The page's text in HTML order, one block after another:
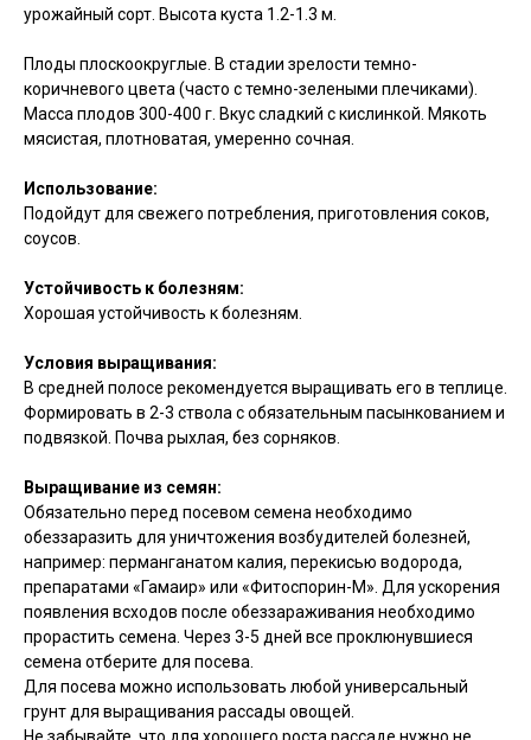
урожайный сорт. Высота куста 1.2-1.3 м.
Плоды плоскоокруглые. В стадии зрелости темно-
коричневого цвета (часто с темно-зелеными плечиками).
Масса плодов 300-400 г. Вкус сладкий с кислинкой. Мякоть
мясистая, плотноватая, умеренно сочная.
Использование:
Подойдут для свежего потребления, приготовления соков,
соусов.
Устойчивость к болезням:
Хорошая устойчивость к болезням.
Условия выращивания:
В средней полосе рекомендуется выращивать его в теплице.
Формировать в 2-3 ствола с обязательным пасынкованием и
подвязкой. Почва рыхлая, без сорняков.
Выращивание из семян:
Обязательно перед посевом семена необходимо
обеззаразить для уничтожения возбудителей болезней,
например: перманганатом калия, перекисью водорода,
препаратами «Гамаир» или «Фитоспорин-М». Для ускорения
появления всходов после обеззараживания необходимо
прорастить семена. Через 3-5 дней все проклюнувшиеся
семена отберите для посева.
Для посева можно использовать любой универсальный
грунт для выращивания рассады овощей.